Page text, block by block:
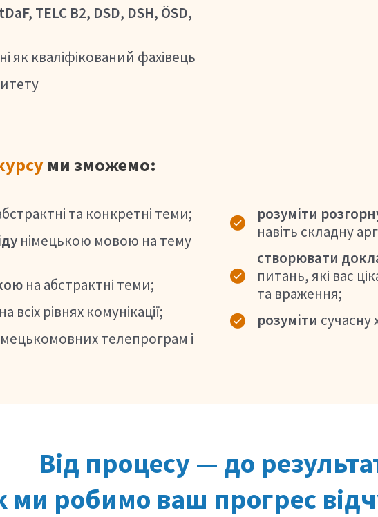
TELC B2, DSD, DSH, ÖSD,
як кваліфікований фахівець
ми зможемо:
та конкретні теми;
німецькою мовою на тему
на абстрактні теми;
на всіх рівнях комунікації;
телепрограм і
розуміти
навіть складну
створювати
питань, які вас
та враження;
розуміти
Від процесу — до
ми робимо ваш прогрес